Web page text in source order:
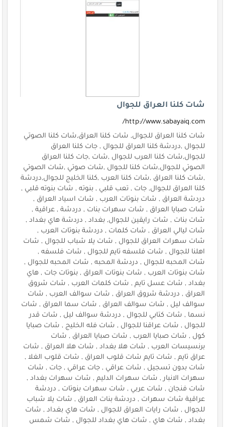
شات كلنا العراق للجوال
http://www.sabayaiq.com/
شات كلنا العراق للجوال, شات كلنا العراق,شات كلنا الصوتي
للجوال ,دردشة كلنا العراق للجوال , جات كلنا العراق
للجوال,شات كلنا العرب للجوال ,شات ,جات كلنا العراق
الصوتي للجوال,شات كلنا للجوال ,شات صوتي ,شات الصوتي
,شات كلنا العراق ,شات كلنا العرب ,كلنا الخليج للجوال,دردشة
كلنا العراق للجوال, جات , تعب قلبي , بنوته , شات بنوته قلبي ,
دردشة العراق , شات بنوتات العرب , شات اسياد العراق ,
شات صبايا العراق , شات سهرات بنات , دردشة , عراقية ,
شات بنات , شات رايقين للجوال, بغداد , دردشة هاي بغداد ,
شات ليالي العراق , شات كلمات , دردشة بنوتات العرب ,
شات سهرات العراق للجوال , شات يلا شباب للجوال , شات
اهلنا للجوال , شات فلسفه تايم للجوال , شات فلسفه ,
شات المحبه للجوال , دردشة المحبه , شات المحبه للجوال ,
شات بنوتات العرب , شات بنوتات العراق , بنوتات جات , هاي
بغداد , شات عسل تايم , شات كلمات العرب , شات شروق
العراق , دردشة شروق العراق , شات سوالف العرب , شات
سوالف ليل , شات سوالف العراق , شات سما العراق , شات
نسما , شات كتابي للجوال , دردشة سوالف ليل , شات قدر
للجوال , شات عراقنا للجوال , شات فله الخليج , شات صبايا
كول , شات صبايا العرب , شات صبايا العراق , شات
برنسيسات العرب , شات هلا بغداد , شات هلا العراق , شات
عراق تايم , شات تايم شات قلوب العراق , شات قلوب الغلا ,
شات بدون تسجيل , شات عراقي , جات عراقي , جات , شات
سهرات الانبار , شات سهرات الدليم , شات سهرات بغداد ,
شات فنجان , شات عربي , شات سهرات بنوتات , دردشة
عراقية شات سهرات , دردشة بنات العراق , شات يلا شباب
للجوال , شات رايات العراق للجوال , شات هاي بغداد , شات
بغداد , شات هاي , شات هاي بغداد للجوال , شات شمس